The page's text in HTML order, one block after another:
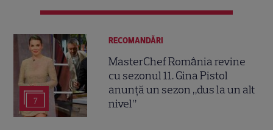
7
RECOMANDĂRI
MasterChef România revine
cu sezonul 11. Gina Pistol
anunță un sezon „dus la un alt
nivel”